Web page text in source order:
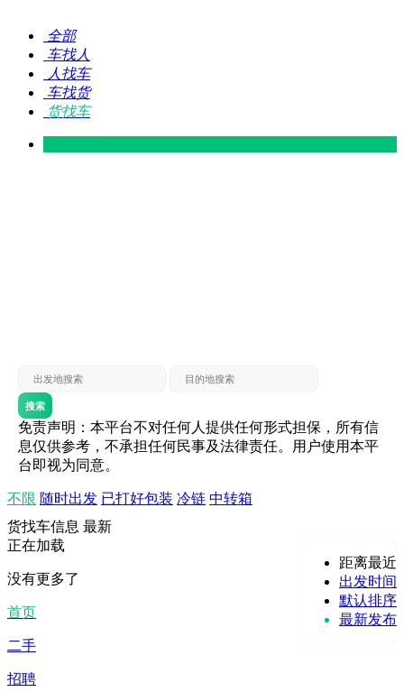
全部
车找人
人找车
车找货
货找车
搜索
免责声明：本平台不对任何人提供任何形式担保，所有信
息仅供参考，不承担任何民事及法律责任。用户使用本平
台即视为同意。
不限 随时出发 已打好包装 冷链 中转箱
货找车信息 最新
距离最近
出发时间
默认排序
最新发布
正在加载
没有更多了
首页
二手
招聘